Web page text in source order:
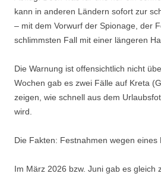
kann in anderen Ländern sofort zur
– mit dem Vorwurf der Spionage, der
schlimmsten Fall mit einer längeren
Die Warnung ist offensichtlich nicht
Wochen gab es zwei Fälle auf Kreta
zeigen, wie schnell aus dem
wird.
Die Fakten: Festnahmen wegen eines
Im März 2026 bzw. Juni gab es gleich